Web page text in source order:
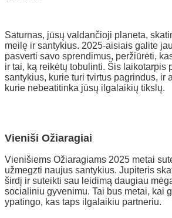
Saturnas, jūsų valdančioji planeta,
meilę ir santykius. 2025-aisiais galite
pasverti savo sprendimus, peržiūrėti,
ir tai, ką reikėtų tobulinti. Šis laikotarpis
santykius, kurie turi tvirtus pagrindus, ir
kurie nebeatitinka jūsų ilgalaikių tikslų.
Vieniši Ožiaragiai
Vienišiems Ožiaragiams 2025 metai
užmegzti naujus santykius. Jupiteris
širdį ir suteikti sau leidimą daugiau
socialiniu gyvenimu. Tai bus metai, kai
ypatingo, kas taps ilgalaikiu partneriu.